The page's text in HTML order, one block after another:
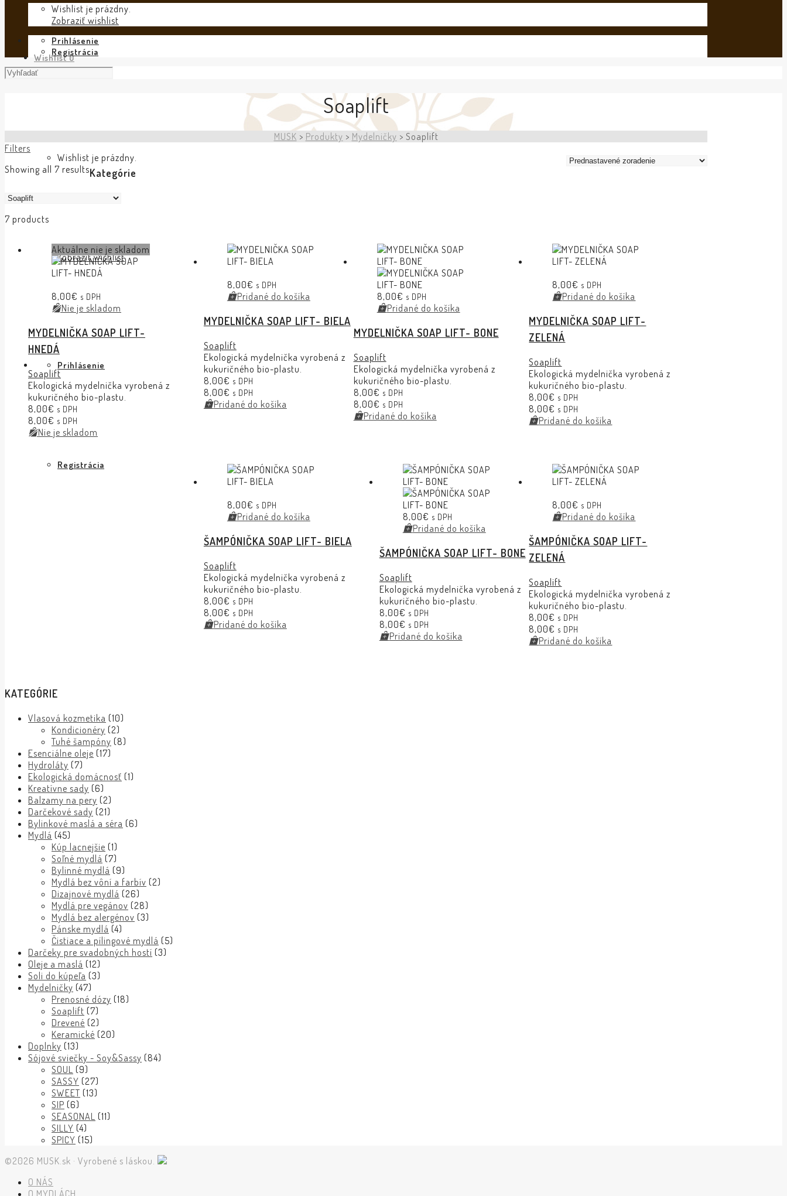
Wishlist 0
Wishlist je prázdny.
Zobraziť wishlist
Prihlásenie
Registrácia
Wishlist je prázdny.
Zobraziť wishlist
Prihlásenie
Registrácia
Soaplift
MUSK > Produkty > Mydelničky > Soaplift
Filters
Showing all 7 resultsKategórie
7 products
Aktuálne nie je skladom
8,00€ s DPH
Nie je skladom
MYDELNIČKA SOAP LIFT-
HNEDÁ
Soaplift
Ekologická mydelnička vyrobená z
kukuričného bio-plastu.
8,00€ s DPH
8,00€ s DPH
Nie je skladom
8,00€ s DPH
Pridané do košíka
MYDELNIČKA SOAP LIFT- BIELA
Soaplift
Ekologická mydelnička vyrobená z
kukuričného bio-plastu.
8,00€ s DPH
8,00€ s DPH
Pridané do košíka
8,00€ s DPH
Pridané do košíka
MYDELNIČKA SOAP LIFT- BONE
Soaplift
Ekologická mydelnička vyrobená z
kukuričného bio-plastu.
8,00€ s DPH
8,00€ s DPH
Pridané do košíka
8,00€ s DPH
Pridané do košíka
MYDELNIČKA SOAP LIFT-
ZELENÁ
Soaplift
Ekologická mydelnička vyrobená z
kukuričného bio-plastu.
8,00€ s DPH
8,00€ s DPH
Pridané do košíka
8,00€ s DPH
Pridané do košíka
ŠAMPÓNIČKA SOAP LIFT- BIELA
Soaplift
Ekologická mydelnička vyrobená z
kukuričného bio-plastu.
8,00€ s DPH
8,00€ s DPH
Pridané do košíka
8,00€ s DPH
Pridané do košíka
ŠAMPÓNIČKA SOAP LIFT- BONE
Soaplift
Ekologická mydelnička vyrobená z
kukuričného bio-plastu.
8,00€ s DPH
8,00€ s DPH
Pridané do košíka
8,00€ s DPH
Pridané do košíka
ŠAMPÓNIČKA SOAP LIFT-
ZELENÁ
Soaplift
Ekologická mydelnička vyrobená z
kukuričného bio-plastu.
8,00€ s DPH
8,00€ s DPH
Pridané do košíka
KATEGÓRIE
Vlasová kozmetika (10)
Kondicionéry (2)
Tuhé šampóny (8)
Esenciálne oleje (17)
Hydroláty (7)
Ekologická domácnosť (1)
Kreatívne sady (6)
Balzamy na pery (2)
Darčekové sady (21)
Bylinkové maslá a séra (6)
Mydlá (45)
Kúp lacnejšie (1)
Soľné mydlá (7)
Bylinné mydlá (9)
Mydlá bez vôní a farbív (2)
Dizajnové mydlá (26)
Mydlá pre vegánov (28)
Mydlá bez alergénov (3)
Pánske mydlá (4)
Čistiace a pílingové mydlá (5)
Darčeky pre svadobných hostí (3)
Oleje a maslá (12)
Soli do kúpeľa (3)
Mydelničky (47)
Prenosné dózy (18)
Soaplift (7)
Drevené (2)
Keramické (20)
Doplnky (13)
Sójové sviečky - Soy&Sassy (84)
SOUL (9)
SASSY (27)
SWEET (13)
SIP (6)
SEASONAL (11)
SILLY (4)
SPICY (15)
©2026 MUSK.sk · Vyrobené s láskou.
O NÁS
O MYDLÁCH